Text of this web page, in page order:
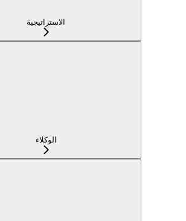
الاستراتيجية
الوكلاء